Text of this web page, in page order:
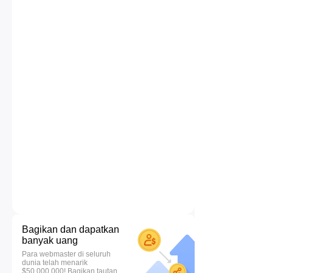
Bagikan dan dapatkan
banyak uang
Para webmaster di seluruh
dunia telah menarik
$50.000.000! Bagikan tautan